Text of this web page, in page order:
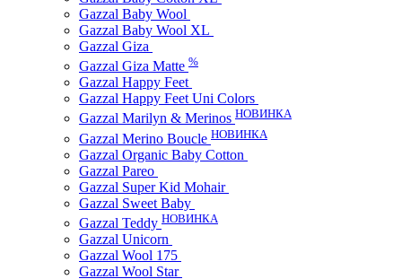
Gazzal Baby Wool
Gazzal Baby Wool XL
Gazzal Giza
Gazzal Giza Matte %
Gazzal Happy Feet
Gazzal Happy Feet Uni Colors
Gazzal Marilyn & Merinos НОВИНКА
Gazzal Merino Boucle НОВИНКА
Gazzal Organic Baby Cotton
Gazzal Pareo
Gazzal Super Kid Mohair
Gazzal Sweet Baby
Gazzal Teddy НОВИНКА
Gazzal Unicorn
Gazzal Wool 175
Gazzal Wool Star